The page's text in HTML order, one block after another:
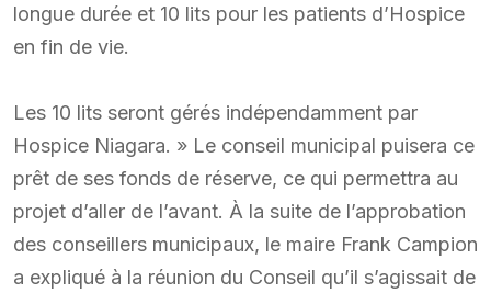
longue durée et 10 lits pour les patients d’Hospice
en fin de vie.
Les 10 lits seront gérés indépendamment par
Hospice Niagara. » Le conseil municipal puisera ce
prêt de ses fonds de réserve, ce qui permettra au
projet d’aller de l’avant. À la suite de l’approbation
des conseillers municipaux, le maire Frank Campion
a expliqué à la réunion du Conseil qu’il s’agissait de